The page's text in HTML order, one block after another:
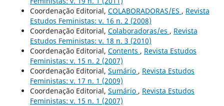
Coordenação Editorial, COLABORADORAS/ES , Revista
Estudos Feministas: v. 16 n. 2 (2008)
Coordenação Editorial, Colaboradoras/es , Revista
Estudos Feministas: v. 18 n. 3 (2010)
Coordenação Editorial, Contents , Revista Estudos
Feministas: v. 15 n. 2 (2007)
Coordenação Editorial, Sumário , Revista Estudos
Feministas: v. 17 n. 1 (2009)
Coordenação Editorial, Sumário , Revista Estudos
Feministas: v. 15 n. 1 (2007)